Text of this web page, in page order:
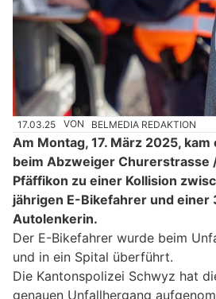
17.03.25 VON BELMEDIA REDAKTION
Am Montag, 17. März 2025,
beim Abzweiger Churerstrasse
Pfäffikon zu einer Kollision
jährigen E-Bikefahrer und einer
Autolenkerin.
Der E-Bikefahrer wurde beim
und in ein Spital überführt.
Die Kantonspolizei Schwyz hat
genauen Unfallhergang